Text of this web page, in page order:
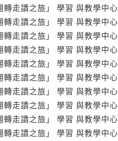
轉走讀之旅」 學習 與教學中心
轉走讀之旅」 學習 與教學中心
轉走讀之旅」 學習 與教學中心
轉走讀之旅」 學習 與教學中心
轉走讀之旅」 學習 與教學中心
轉走讀之旅」 學習 與教學中心
轉走讀之旅」 學習 與教學中心
轉走讀之旅」 學習 與教學中心
轉走讀之旅」 學習 與教學中心
轉走讀之旅」 學習 與教學中心